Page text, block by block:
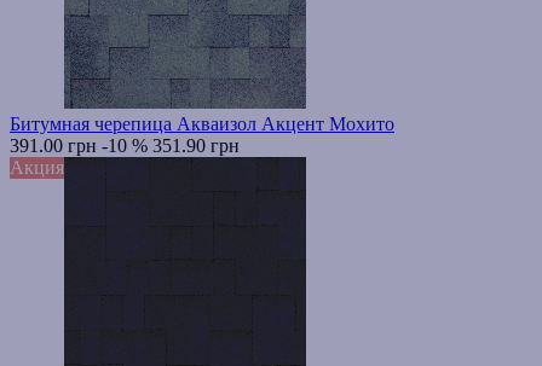
Битумная черепица Акваизол Акцент Мохито
391.00 грн -10 % 351.90 грн
Акция